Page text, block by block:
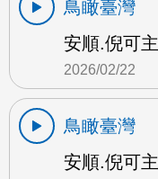
鳥瞰臺灣
安順.倪可
2026/02/22
鳥瞰臺灣
安順.倪可